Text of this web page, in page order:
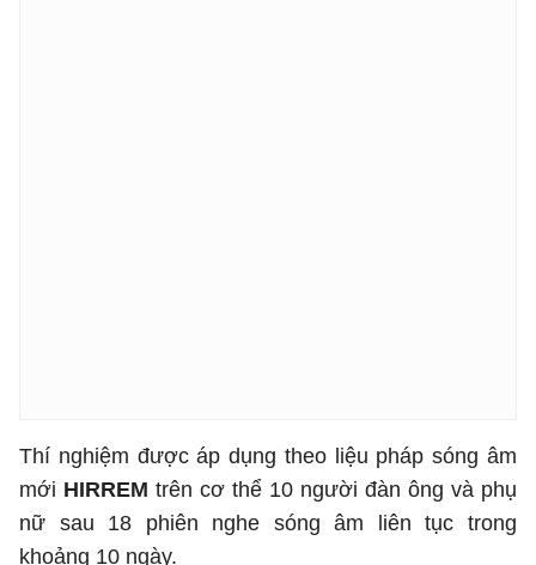
Thí nghiệm được áp dụng theo liệu pháp sóng âm
mới HIRREM trên cơ thể 10 người đàn ông và phụ
nữ sau 18 phiên nghe sóng âm liên tục trong
khoảng 10 ngày.